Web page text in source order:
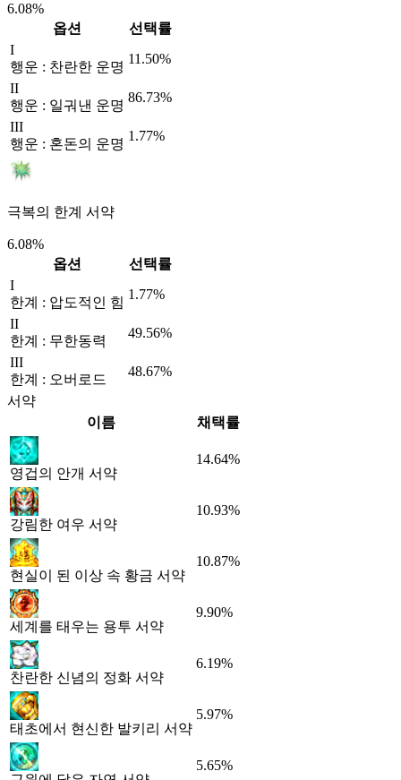
6.08%
옵션
선택률
I
행운 : 찬란한 운명
11.50%
II
행운 : 일궈낸 운명
86.73%
III
행운 : 혼돈의 운명
1.77%
극복의 한계 서약
6.08%
옵션
선택률
I
한계 : 압도적인 힘
1.77%
II
한계 : 무한동력
49.56%
III
한계 : 오버로드
48.67%
서약
이름
채택률
영겁의 안개 서약
14.64%
강림한 여우 서약
10.93%
현실이 된 이상 속 황금 서약
10.87%
세계를 태우는 용투 서약
9.90%
찬란한 신념의 정화 서약
6.19%
태초에서 현신한 발키리 서약
5.97%
5.65%